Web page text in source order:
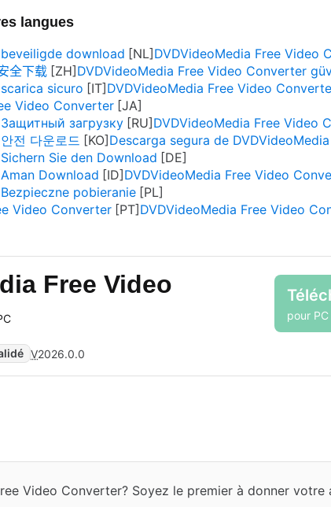
langues
download
全下载
DVDVideoMedia Free Video Converter
sicuro
DVDVideoMedia Free Video
Video Converter
загрузку
DVDVideoMedia Free Video
전 다운로드
Descarga segura de
Sie den Download
Download
DVDVideoMedia Free Video
pobieranie
Video Converter
DVDVideoMedia Free Video
Free Video
V2026.0.0
pour PC
Video Converter? Soyez le premier à donner votre